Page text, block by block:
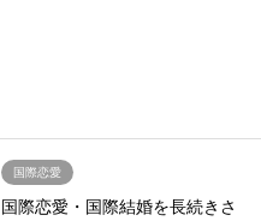
国際恋愛
国際恋愛・国際結婚を長続きさ